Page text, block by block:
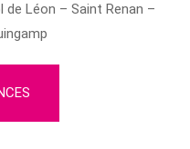
Léon – Saint Renan –